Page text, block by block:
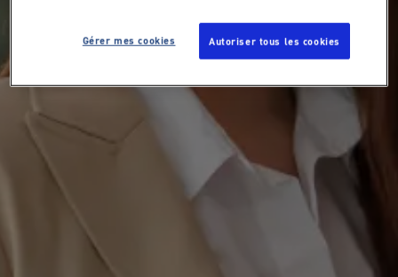
Gérer mes cookies Autoriser tous les cookies